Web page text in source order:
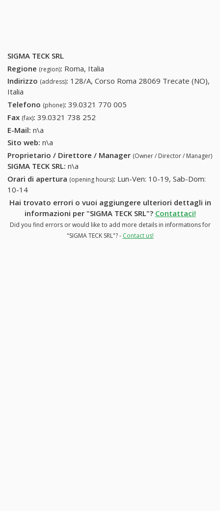
SIGMA TECK SRL
Regione (region): Roma, Italia
Indirizzo (address): 128/A, Corso Roma 28069 Trecate (NO),
Italia
Telefono (phone): 39.0321 770 005
Fax (fax): 39.0321 738 252
E-Mail: n\a
Sito web: n\a
Proprietario / Direttore / Manager (Owner / Director / Manager)
SIGMA TECK SRL: n\a
Orari di apertura (opening hours): Lun-Ven: 10-19, Sab-Dom:
10-14
Hai trovato errori o vuoi aggiungere ulteriori dettagli in
informazioni per "SIGMA TECK SRL"? Contattaci!
Did you find errors or would like to add more details in informations for
"SIGMA TECK SRL"? - Contact us!